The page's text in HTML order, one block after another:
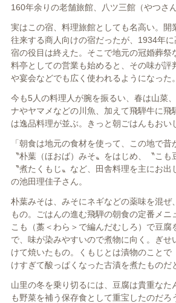
160年余りの老舗旅館、八ツ三館（やつさ
実はこの宿、料理旅館としても名高い。開
往来する商人向けの宿だったが、1934年
宿の役目は終えた。そこで地元の冠婚葬祭
料亭としての営業も始めると、その味が評
や宴会などでも広く使われるようになった。
今も5人の料理人が腕を振るい、春は山菜
ナやヤマメなどの川魚、加えて飛騨牛に飛
は逸品料理が並ぶ。きっと朝ごはんもおい
「朝食は地元の食材を使って、この地で昔
〝朴葉（ほおば）みそ〟をはじめ、〝こも
〝煮たくもじ〟など、田舎料理を主にお
の池田理佳子さん。
朴葉みそは、みそにネギなどの薬味を混ぜ
もの。ごはんの進む飛騨の朝食の定番メニ
こも（藁＜わら＞で編んだむしろ）で豆腐
で、味が染みやすいので煮物に向く。ぎせ
けて焼いたもの。くもじとは漬物のことで
けすぎて酸っぱくなった古漬を煮たものだ
山里の冬を乗り切るには、豆腐は貴重なた
も野菜を補う保存食として重宝したのだろ